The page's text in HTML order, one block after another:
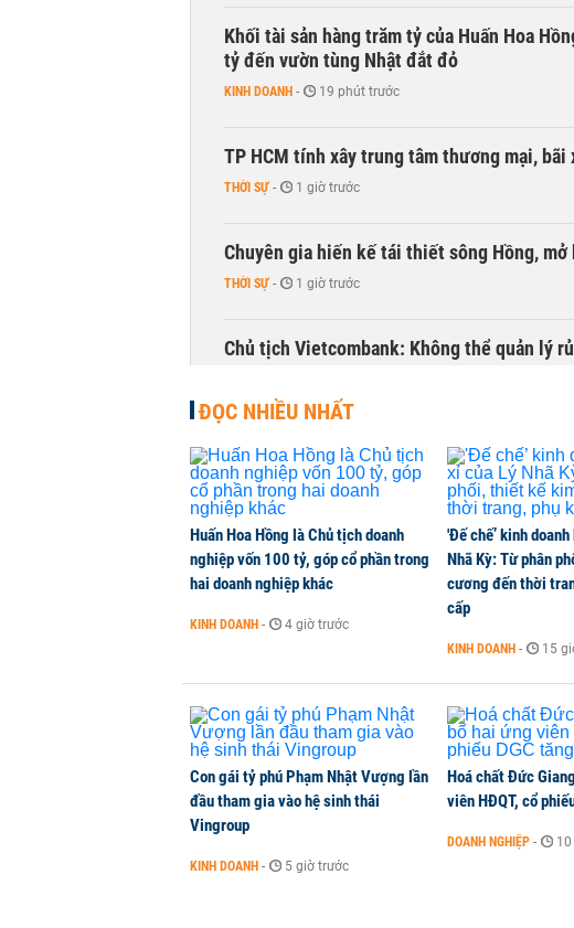
Khối tài sản hàng trăm tỷ của Huấn Hoa
tỷ đến vườn tùng Nhật đắt đỏ
KINH DOANH - 19 phút trước
TP HCM tính xây trung tâm thương mại, bãi
THỜI SỰ - 1 giờ trước
Chuyên gia hiến kế tái thiết sông Hồng,
THỜI SỰ - 1 giờ trước
Chủ tịch Vietcombank: Không thể quản lý
ĐỌC NHIỀU NHẤT
Huấn Hoa Hồng là Chủ tịch doanh
nghiệp vốn 100 tỷ, góp cổ phần trong
hai doanh nghiệp khác
KINH DOANH - 4 giờ trước
'Đế chế’ kinh
Nhã Kỳ: Từ phân
cương đến thời
cấp
KINH DOANH - 15
Con gái tỷ phú Phạm Nhật Vượng lần
đầu tham gia vào hệ sinh thái
Vingroup
KINH DOANH - 5 giờ trước
Hoá chất Đức
viên HĐQT, cổ
DOANH NGHIỆP -